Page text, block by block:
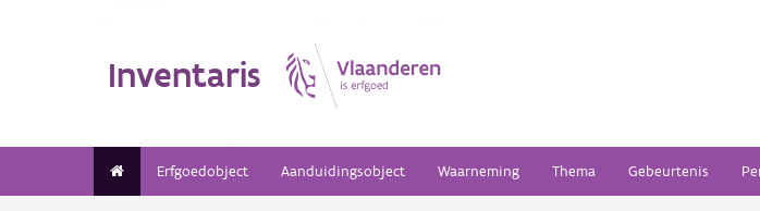
Inventaris
Erfgoedobject Aanduidingsobject Waarneming Thema Gebeurtenis